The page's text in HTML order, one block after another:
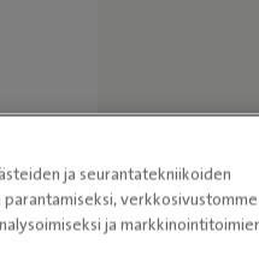
ja seurantatekniikoiden
verkkosivustomme
ja